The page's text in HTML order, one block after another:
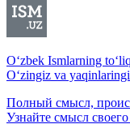
O‘zbek Ismlarning
O‘zingiz va
Полный смысл,
Узнайте смысл